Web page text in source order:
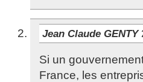
Jean Claude GENTY
Si un
France, les